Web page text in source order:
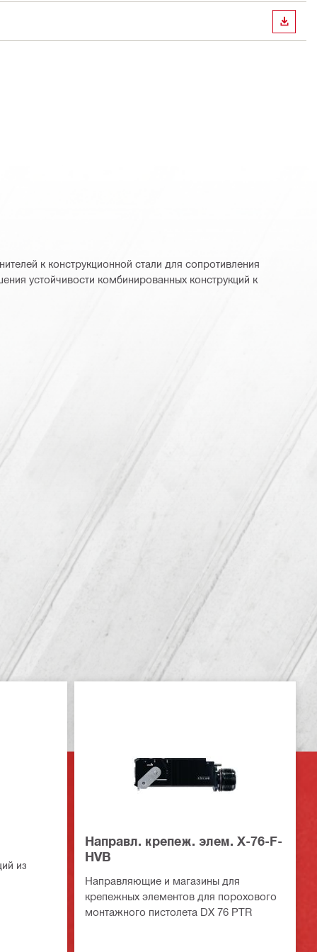
к конструкционной стали для сопротивления
устойчивости комбинированных конструкций к
из
Направл. крепеж. элем. X-76-F-
HVB
Направляющие и магазины для
крепежных элементов для порохового
монтажного пистолета DX 76 PTR